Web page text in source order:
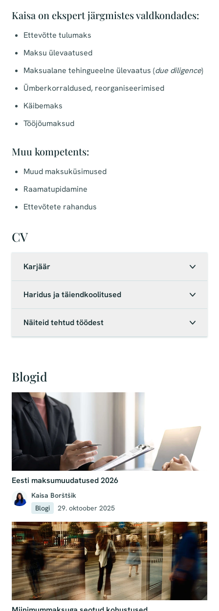
Kaisa on ekspert järgmistes valdkondades:
Ettevõtte tulumaks ​
Maksu ülevaatused​
Maksualane tehingueelne ülevaatus (due diligence)​
Ümberkorraldused, reorganiseerimised​
Käibemaks ​
Tööjõumaksud
Muu kompetents:
Muud maksuküsimused​
Raamatupidamine​
Ettevõtete rahandus
CV
Karjäär
Haridus ja täiendkoolitused
Näiteid tehtud töödest
Blogid
Eesti maksumuudatused 2026
Kaisa Borštšik
Blogi
29. oktoober 2025